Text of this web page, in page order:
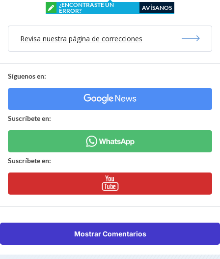
¿ENCONTRASTE UN
ERROR?
AVÍSANOS
Revisa nuestra página de correcciones
Síguenos en:
Suscríbete en:
Suscríbete en:
Mostrar Comentarios